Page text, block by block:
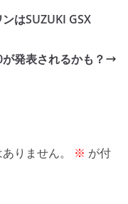
はSUZUKI GSX
発表されるかも？
りません。 ※ が付